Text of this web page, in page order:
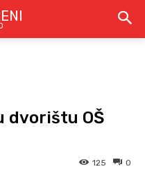
dvorištu OŠ
0
125